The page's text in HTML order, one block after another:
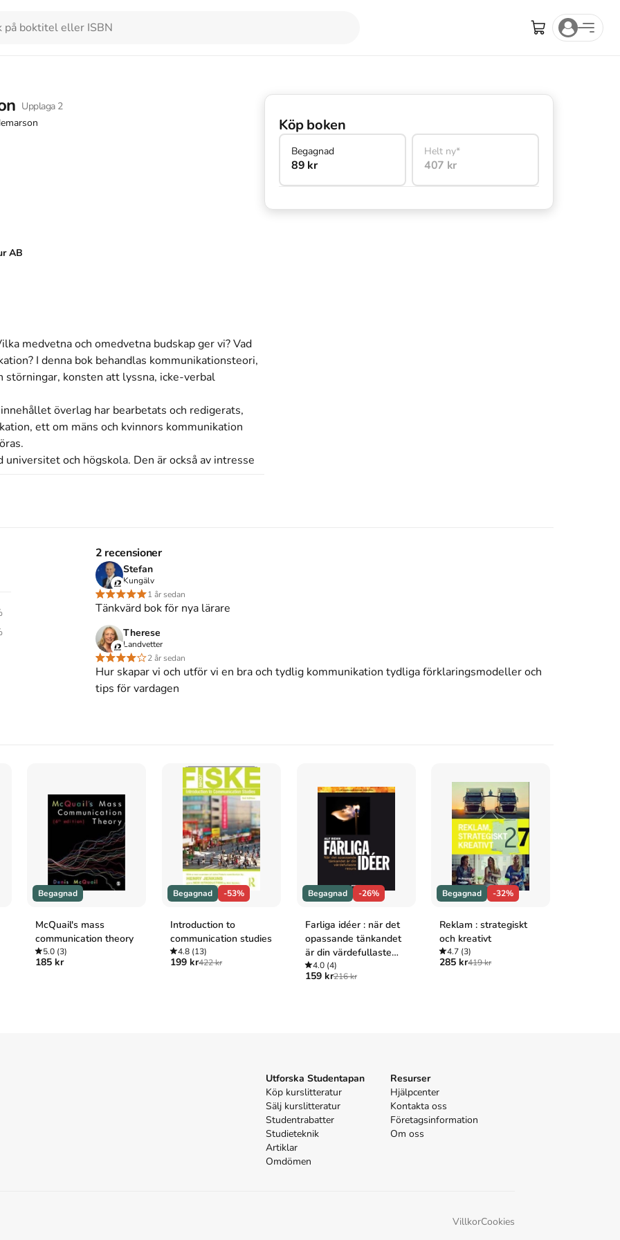
Upplaga 2
AB
medvetna och omedvetna budskap ger vi? Vad
I denna bok behandlas kommunikationsteori,
störningar, konsten att lyssna, icke-verbal
överlag har bearbetats och redigerats,
ett om mäns och kvinnors kommunikation
och högskola. Den är också av intresse
med begagnade böcker
B Nilsson A-K Waldemarson.Det är den 2a
och består av 168 sidordjupgående information
som har sitt säte i Lund
. 2:a uppl. Studentlitteratur AB.
(Studentlitteratur AB, 1994).
(2:a uppl.). Studentlitteratur AB.
Köp boken
Begagnad
89 kr
Helt ny*
407 kr
2 recensioner
Stefan
Kungälv
1 år sedan
Tänkvärd bok för nya lärare
Therese
Landvetter
2 år sedan
Hur skapar vi och utför vi en bra och tydlig kommunikation tydliga förklaringsmodeller och
tips för vardagen
Begagnad
McQuail's mass
communication theory
5.0 (3)
185 kr
Begagnad -53%
Introduction to
communication studies
4.8(13)
199 kr422 kr
Begagnad -26%
Farliga idéer : när det
opassande tänkandet
är din värdefullaste
resurs
4.0(4)
159 kr216 kr
Begagnad -32%
Reklam : strategiskt
och kreativt
4.7 (3)
285 kr419 kr
Utforska Studentapan
Köp kurslitteratur
Sälj kurslitteratur
Studentrabatter
Studieteknik
Artiklar
Omdömen
Resurser
Hjälpcenter
Kontakta oss
Företagsinformation
Om oss
VillkorCookies